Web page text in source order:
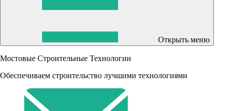
Открыть меню
Мостовые Строительные Технологии
Обеспечиваем строительство лучшими технологиями